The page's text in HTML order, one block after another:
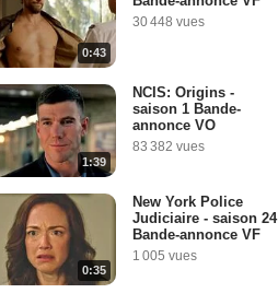
0:43
30 448 vues
1:39
NCIS: Origins -
saison 1 Bande-
annonce VO
83 382 vues
0:35
New York Police
Judiciaire - saison 24
Bande-annonce VF
1 005 vues